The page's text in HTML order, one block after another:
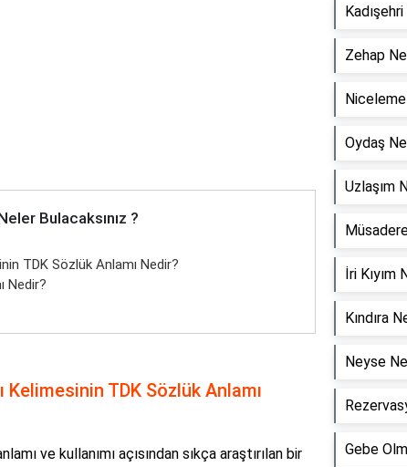
Bulacaksınız ?
TDK Sözlük Anlamı Nedir?
Nedir?
Kelimesinin TDK Sözlük Anlamı
ve kullanımı açısından sıkça araştırılan bir
Zehap
Oydaş
Uzlaşım
İri
Kındıra
Neyse
Gebe